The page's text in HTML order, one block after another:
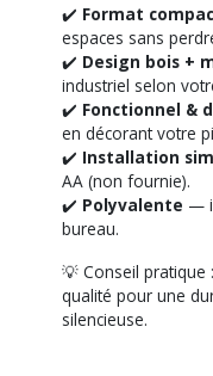
✔️ Format
espaces sans
✔️ Design bois +
industriel selon
✔️ Fonctionnel &
en décorant votre
✔️ Installation
AA (non fournie).
✔️ Polyvalente —
bureau.
💡 Conseil pratique :
qualité pour une
silencieuse.